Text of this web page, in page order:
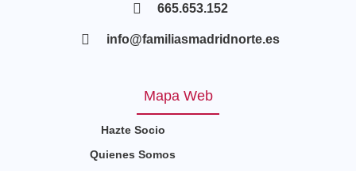
665.653.152
info@familiasmadridnorte.es
Mapa Web
Hazte Socio
Quienes Somos